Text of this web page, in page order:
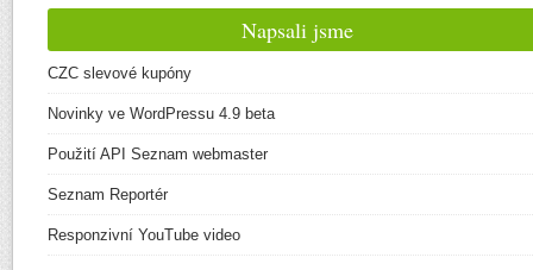
Napsali jsme
CZC slevové kupóny
Novinky ve WordPressu 4.9 beta
Použití API Seznam webmaster
Seznam Reportér
Responzivní YouTube video